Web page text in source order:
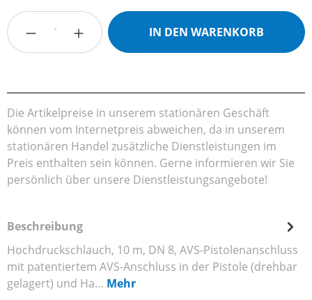
Produkt Anzahl: Gib den gewünschten
IN DEN WARENKORB
Die Artikelpreise in unserem stationären Geschäft
können vom Internetpreis abweichen, da in unserem
stationären Handel zusätzliche Dienstleistungen im
Preis enthalten sein können. Gerne informieren wir Sie
persönlich über unsere Dienstleistungsangebote!
Beschreibung
Hochdruckschlauch, 10 m, DN 8, AVS-Pistolenanschluss
mit patentiertem AVS-Anschluss in der Pistole (drehbar
gelagert) und Ha… Mehr